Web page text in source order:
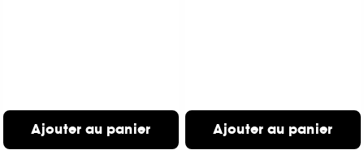
Ajouter au panier Ajouter au panier